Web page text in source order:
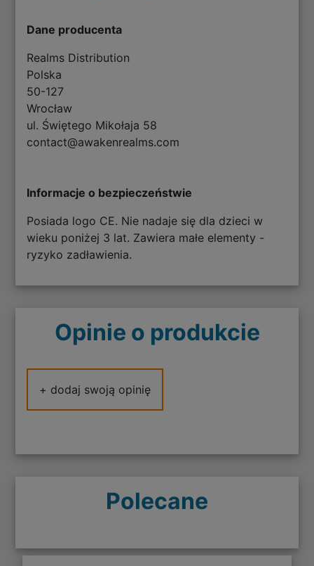
Dane producenta
Realms Distribution
Polska
50-127
Wrocław
ul. Świętego Mikołaja 58
contact@awakenrealms.com
Informacje o bezpieczeństwie
Posiada logo CE. Nie nadaje się dla dzieci w
wieku poniżej 3 lat. Zawiera małe elementy -
ryzyko zadławienia.
Opinie o produkcie
+ dodaj swoją opinię
Polecane